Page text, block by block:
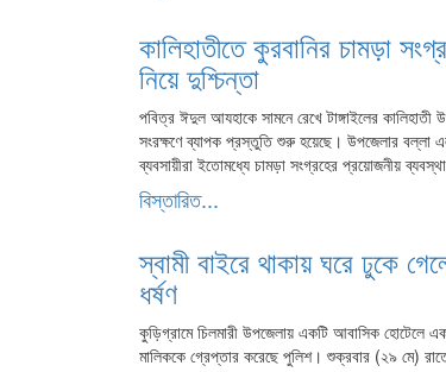
কালিহাতীতে কুরবানির চামড়া
নিয়ে দুশ্চিন্তা
পবিত্র ঈদুল আযহাকে সামনে রেখে টাঙ্গাইলের
সংরক্ষণে ব্যাপক প্রস্তুতি শুরু হয়েছে। উপজেলার বল্লা
ব্যবসায়ীরা ইতোমধ্যে চামড়া সংগ্রহের প্রয়োজনীয়
বিস্তারিত...
স্বামী বাইরে থাকায় ঘরে ঢুকে
ধর্ষণ
কুড়িগ্রামে চিলমারী উপজেলায় একটি আবাসিক হোটেলে
মালিককে গ্রেপ্তার করেছে পুলিশ। শুক্রবার (২৯ মে)